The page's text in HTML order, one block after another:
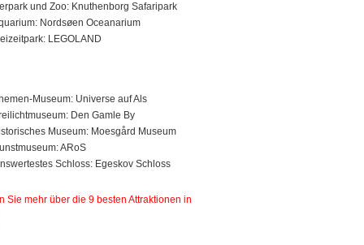
und Zoo: Knuthenborg Safaripark
Nordsøen Oceanarium
LEGOLAND
Museum: Universe auf Als
Den Gamle By
Museum: Moesgård Museum
ARoS
Schloss: Egeskov Schloss
Sie mehr über die 9 besten Attraktionen in